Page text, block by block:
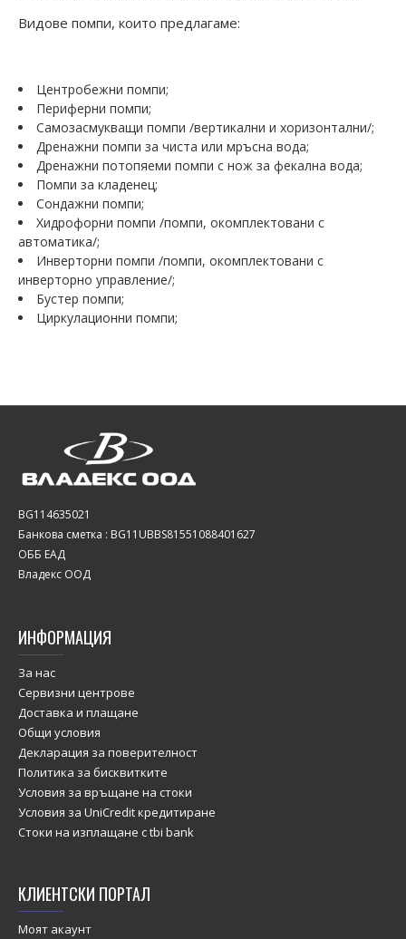
Видове помпи, които предлагаме:
Центробежни помпи;
Периферни помпи;
Самозасмукващи помпи /вертикални и хоризонтални/;
Дренажни помпи за чиста или мръсна вода;
Дренажни потопяеми помпи с нож за фекална вода;
Помпи за кладенец;
Сондажни помпи;
Хидрофорни помпи /помпи, окомплектовани с
автоматика/;
Инверторни помпи /помпи, окомплектовани с
инверторно управление/;
Бустер помпи;
Циркулационни помпи;
BG114635021
Банкова сметка : BG11UBBS81551088401627
ОББ ЕАД
Владекс ООД
ИНФОРМАЦИЯ
За нас
Сервизни центрове
Доставка и плащане
Общи условия
Декларация за поверителност
Политика за бисквитките
Условия за връщане на стоки
Условия за UniCredit кредитиране
Стоки на изплащане с tbi bank
КЛИЕНТСКИ ПОРТАЛ
Моят акаунт